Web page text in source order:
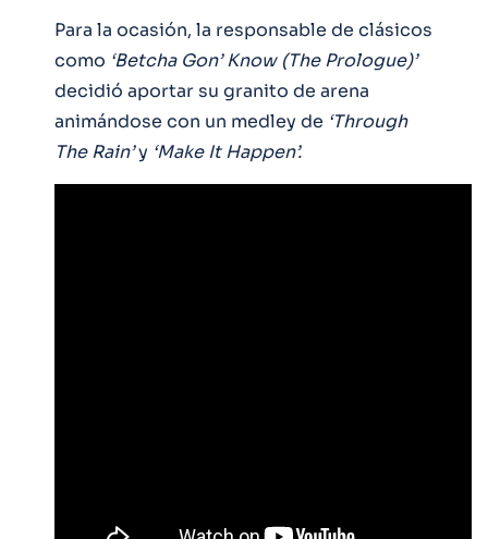
Para la ocasión, la responsable de clásicos
como ‘Betcha Gon’ Know (The Prologue)’
decidió aportar su granito de arena
animándose con un medley de ‘Through
The Rain’y ‘Make It Happen’.